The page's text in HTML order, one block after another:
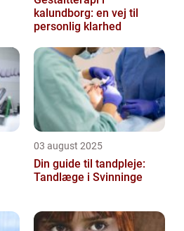
kalundborg: en vej til
personlig klarhed
03 august 2025
Din guide til tandpleje:
Tandlæge i Svinninge